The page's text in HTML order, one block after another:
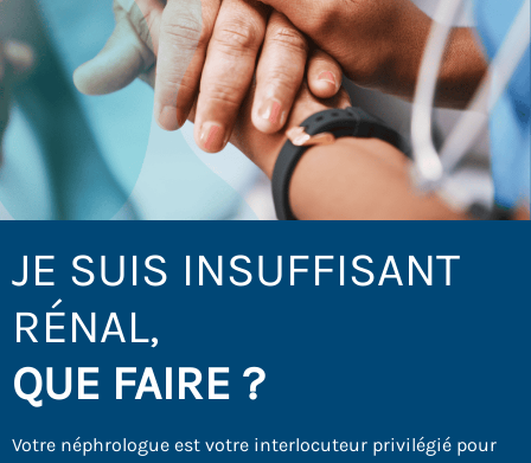
JE SUIS INSUFFISANT
RÉNAL,
QUE FAIRE ?
Votre néphrologue est votre interlocuteur privilégié pour